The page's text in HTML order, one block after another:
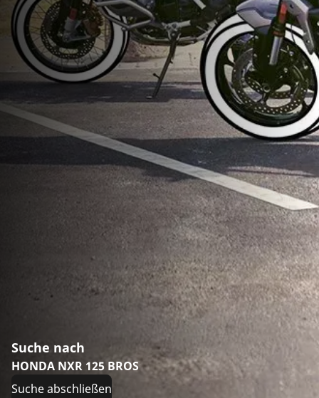
Suche nach
HONDA NXR 125 BROS
Suche abschließen